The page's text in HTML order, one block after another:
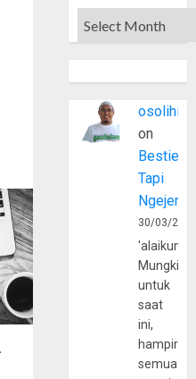
Archives
osolihin
on
Bestie
Tapi
30/03/
Mungkin
untuk
saat
ini,
hampir
semua